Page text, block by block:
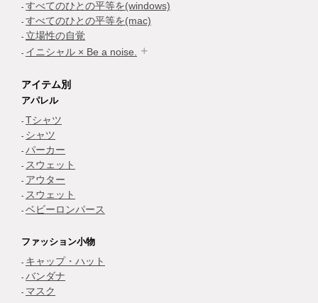
すべてのひとの平等を(windows)
すべてのひとの平等を(mac)
立場性の自覚
イニシャル × Be a noise.
アイテム別
アパレル
Tシャツ
シャツ
パーカー
スウェット
アウター
スウェット
ベビーロンパース
ファッション小物
キャップ・ハット
バンダナ
マスク